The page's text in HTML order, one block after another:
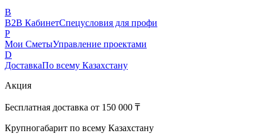
B
B2B КабинетСпецусловия для профи
P
Мои СметыУправление проектами
D
ДоставкаПо всему Казахстану
Акция
Бесплатная доставка от 150 000 ₸
Крупногабарит по всему Казахстану